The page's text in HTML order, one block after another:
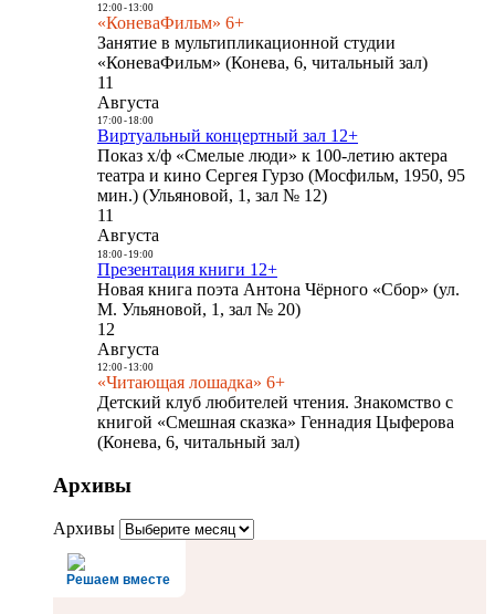
12:00- 13:00
«КоневаФильм» 6+
Занятие в мультипликационной студии
«КоневаФильм» (Конева, 6, читальный зал)
11
Августа
17:00- 18:00
Виртуальный концертный зал 12+
Показ х/ф «Смелые люди» к 100-летию актера
театра и кино Сергея Гурзо (Мосфильм, 1950, 95
мин.) (Ульяновой, 1, зал № 12)
11
Августа
18:00- 19:00
Презентация книги 12+
Новая книга поэта Антона Чёрного «Сбор» (ул.
М. Ульяновой, 1, зал № 20)
12
Августа
12:00- 13:00
«Читающая лошадка» 6+
Детский клуб любителей чтения. Знакомство с
книгой «Смешная сказка» Геннадия Цыферова
(Конева, 6, читальный зал)
Архивы
Архивы
Решаем вместе